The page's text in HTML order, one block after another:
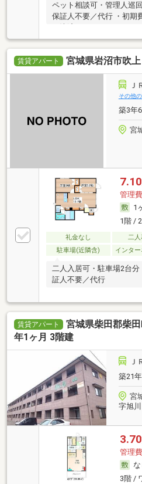
ペット相談可・管理人巡
保証人不要／代行 ・初期
賃貸アパート 宮城県岩沼市吹
Ｊ
その他
築3年
宮
7.10
管理
1
1階 /
礼金なし 二人
駐車場(近隣含)
インタ
二人入居可・駐車場2台
証人不要／代行
賃貸アパート
宮城県柴田郡柴
年1ヶ月 3階建
Ｊ
築21
宮
字旭川
3.70
管理
な
3階 /